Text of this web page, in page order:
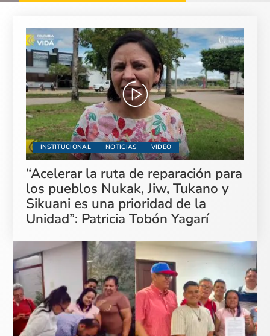
INSTITUCIONAL NOTICIAS VIDEO
“Acelerar la ruta de reparación para
los pueblos Nukak, Jiw, Tukano y
Sikuani es una prioridad de la
Unidad”: Patricia Tobón Yagarí